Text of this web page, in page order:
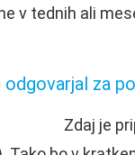
v tednih ali
za
Zdaj je